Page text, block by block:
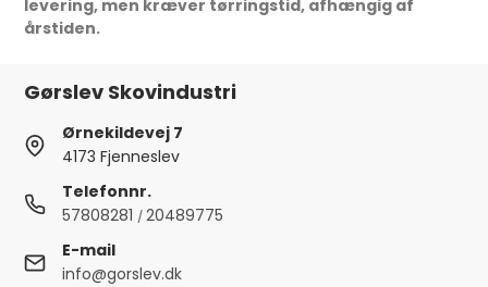
levering, men kræver tørringstid, afhængig af
årstiden.
Gørslev Skovindustri
Ørnekildevej 7
4173 Fjenneslev
Telefonnr.
57808281 /20489775
E-mail
info@gorslev.dk